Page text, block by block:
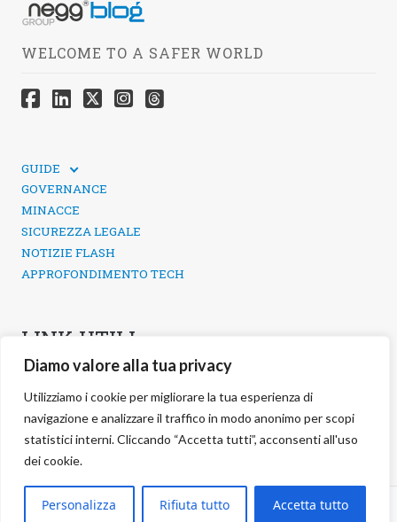
Diamo valore alla tua privacy
Utilizziamo i cookie per migliorare la tua esperienza di
navigazione e analizzare il traffico in modo anonimo per scopi
statistici interni. Cliccando “Accetta tutti”, acconsenti all'uso
dei cookie.
Personalizza Rifiuta tutto Accetta tutto
WELCOME TO A SAFER WORLD
GUIDE
SICUREZZA DEI SOCIAL MEDIA
GOVERNANCE
MINACCE
SICUREZZA LEGALE
NOTIZIE FLASH
APPROFONDIMENTO TECH
LINK UTILI
CONTATTI
INFORMATIVA SULLA PRIVACY
POLITICA DEI COOKIE
GESTIONE COOKIE
2026 negg Blog · All rights reserved · negg® GroupS.r.l. ·